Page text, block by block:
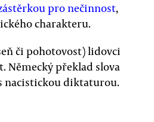
pro nečinnost,
charakteru.
či pohotovost) lidovci
Německý překlad slova
s nacistickou diktaturou.